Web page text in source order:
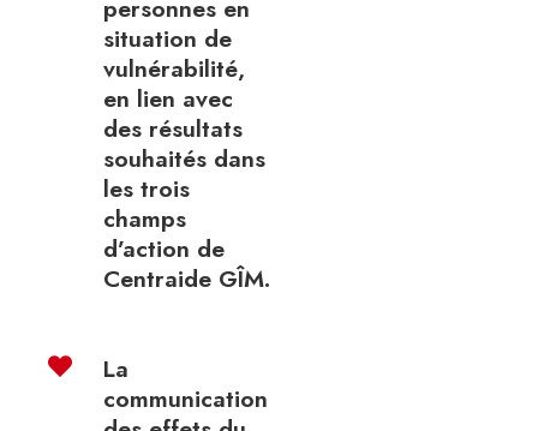
personnes en
situation de
vulnérabilité,
en lien avec
des résultats
souhaités dans
les trois
champs
d’action de
Centraide GÎM.
La
communication